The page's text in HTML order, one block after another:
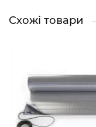
Схожі товари